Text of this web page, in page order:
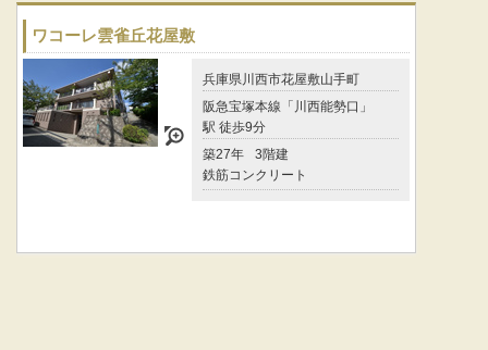
ワコーレ雲雀丘花屋敷
兵庫県川西市花屋敷山手町
阪急宝塚本線「川西能勢口」
駅 徒歩9分
築27年
3階建
鉄筋コンクリート